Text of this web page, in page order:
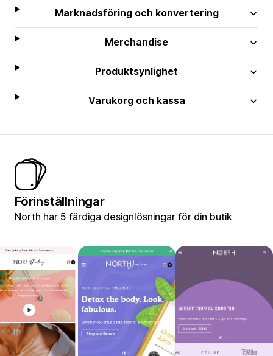
Marknadsföring och konvertering
Merchandise
Produktsynlighet
Varukorg och kassa
Förinställningar
North har 5 färdiga designlösningar för din butik